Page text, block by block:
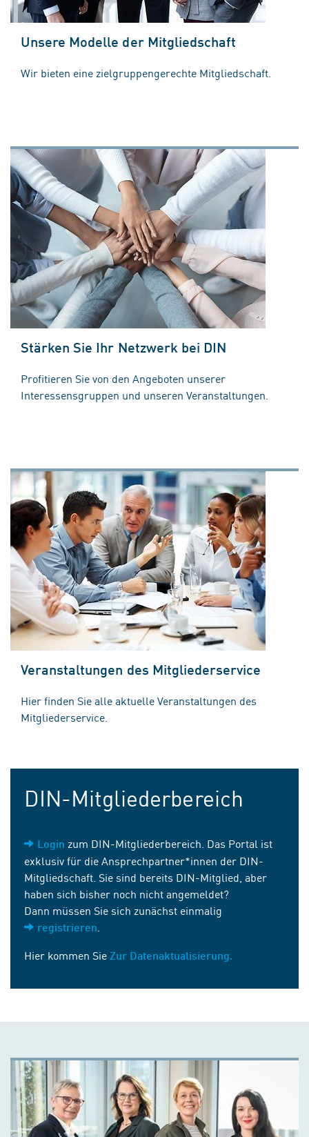
Unsere Modelle der Mitgliedschaft
Wir bieten eine zielgruppengerechte Mitgliedschaft.
Stärken Sie Ihr Netzwerk bei DIN
Profitieren Sie von den Angeboten unserer
Interessensgruppen und unseren Veranstaltungen.
Veranstaltungen des Mitgliederservice
Hier finden Sie alle aktuelle Veranstaltungen des
Mitgliederservice.
DIN-Mitgliederbereich
Login zum DIN-Mitgliederbereich. Das Portal ist
exklusiv für die Ansprechpartner*innen der DIN-
Mitgliedschaft. Sie sind bereits DIN-Mitglied, aber
haben sich bisher noch nicht angemeldet?
Dann müssen Sie sich zunächst einmalig
registrieren
Hier kommen Sie Zur Datenaktualisierung.